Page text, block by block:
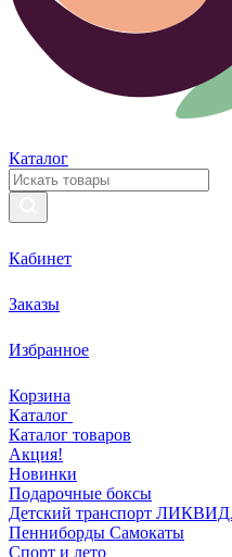
Каталог
Кабинет
Заказы
Избранное
Корзина
Каталог
Каталог товаров
Акция!
Новинки
Подарочные боксы
Детский транспорт
Пенниборды Самокаты
Спорт и лето